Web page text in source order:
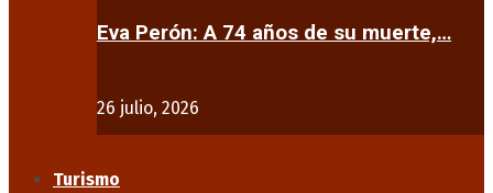
Eva Perón: A 74 años de su muerte,…
26 julio, 2026
Turismo